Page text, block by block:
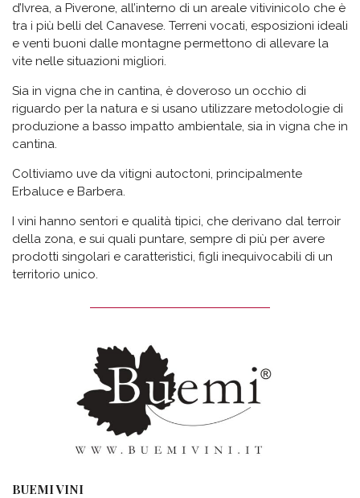
d’Ivrea, a Piverone, all’interno di un areale vitivinicolo che è
tra i più belli del Canavese. Terreni vocati, esposizioni ideali
e venti buoni dalle montagne permettono di allevare la
vite nelle situazioni migliori.
Sia in vigna che in cantina, è doveroso un occhio di
riguardo per la natura e si usano utilizzare metodologie di
produzione a basso impatto ambientale, sia in vigna che in
cantina.
Coltiviamo uve da vitigni autoctoni, principalmente
Erbaluce e Barbera.
I vini hanno sentori e qualità tipici, che derivano dal terroir
della zona, e sui quali puntare, sempre di più per avere
prodotti singolari e caratteristici, figli inequivocabili di un
territorio unico.
BUEMI VINI